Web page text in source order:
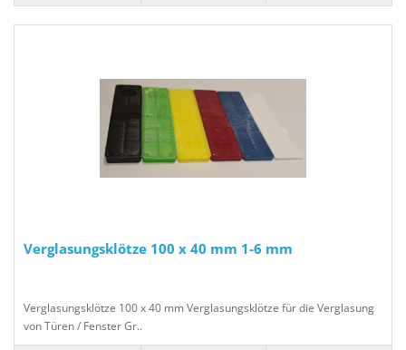
Verglasungsklötze 100 x 40 mm 1-6 mm
Verglasungsklötze 100 x 40 mm Verglasungsklötze für die Verglasung
von Türen / Fenster Gr..